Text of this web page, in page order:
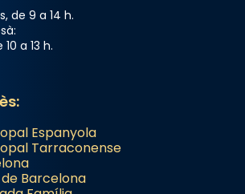
de 9 a 14 h.
a 13 h.
Espanyola
Tarraconense
Barcelona